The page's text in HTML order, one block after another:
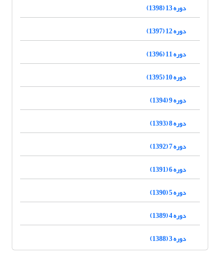
دوره 13 (1398)
دوره 12 (1397)
دوره 11 (1396)
دوره 10 (1395)
دوره 9 (1394)
دوره 8 (1393)
دوره 7 (1392)
دوره 6 (1391)
دوره 5 (1390)
دوره 4 (1389)
دوره 3 (1388)